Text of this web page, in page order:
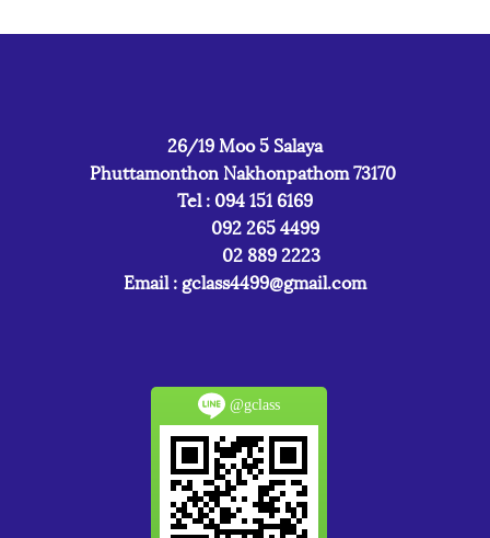
26/19 Moo 5 Salaya
Phuttamonthon Nakhonpathom 73170
Tel : 094 151 6169
092 265 4499
02 889 2223
Email : gclass4499@gmail.com
@gclass